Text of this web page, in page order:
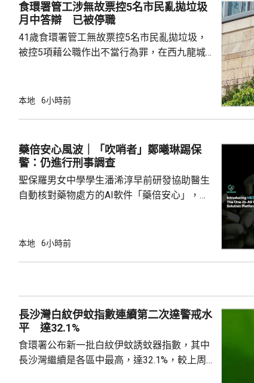
蓋約20個類別、超過100個不同規模的演練和
測試，循序漸進提升口岸負荷，並在每次測試
後即時跟進問題，又要求小組必須以...
食環署管工涉無故票控5名市民亂拋垃圾
月中答辯 已被停職
41歲食環署管工無故票控5名市民亂拋垃圾，
被控5項藉公職作出不當行為罪，在西九龍城
銳，案發時為食環署深水埗區環境衞生辦事處
圾，告票未有妥善送達，部分人被票控時甚至
不在港，令他們被追討罰款、遭通緝和拘捕。
本地 6小時前
藥倍安心風波｜「吹哨者」鄭曦琳踢保
警：仍進行刑事調查
聖保羅男女中學學生潘浠淳早前研發協助醫生
自動核對藥物處方的AI軟件「藥倍安心」，去
意下披露個人資料並造成指明傷害，被警方拘
續時，拒絕繼續保釋候查，又說案件的刑事調
查仍在進行中，被捕人拒絕保釋候查，...
本地 6小時前
長沙灣白紋伊蚊指數連續第二次達警戒水
平 達32.1%
食環署公布新一批白紋伊蚊誘蚊器指數，其中
長沙灣繼續是各區中最高，達32.1%，較上周